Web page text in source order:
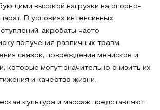
высокой нагрузки на опорно-
В условиях интенсивных
акробаты часто
получения различных травм,
связок, повреждения менисков и
которые могут значительно снизить их
и качество жизни.
культура и массаж представляют